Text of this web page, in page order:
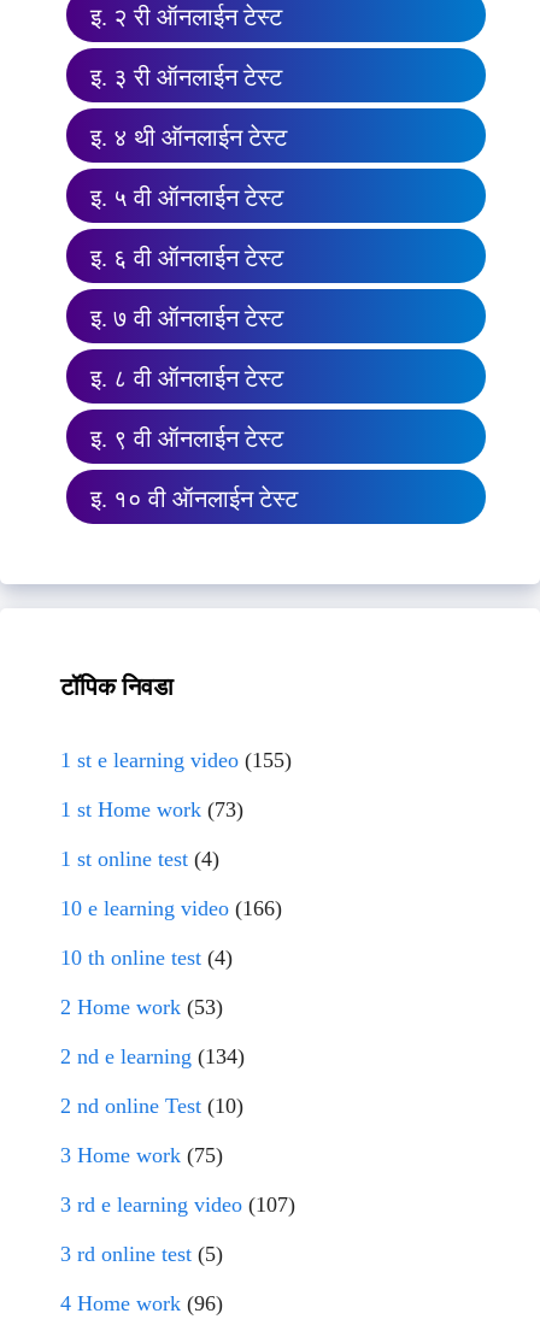
इ. २ री ऑनलाईन टेस्ट
इ. ३ री ऑनलाईन टेस्ट
इ. ४ थी ऑनलाईन टेस्ट
इ. ५ वी ऑनलाईन टेस्ट
इ. ६ वी ऑनलाईन टेस्ट
इ. ७ वी ऑनलाईन टेस्ट
इ. ८ वी ऑनलाईन टेस्ट
इ. ९ वी ऑनलाईन टेस्ट
इ. १० वी ऑनलाईन टेस्ट
टॉपिक निवडा
1 st e learning video (155)
1 st Home work (73)
1 st online test (4)
10 e learning video (166)
10 th online test (4)
2 Home work (53)
2 nd e learning (134)
2 nd online Test (10)
3 Home work (75)
3 rd e learning video (107)
3 rd online test (5)
4 Home work (96)